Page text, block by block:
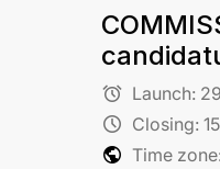
alarm Launch:
schedule Closing:
public Time